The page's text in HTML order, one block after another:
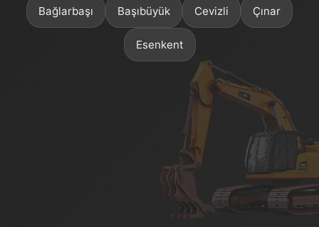
Bağlarbaşı Başıbüyük Cevizli Çınar
Esenkent